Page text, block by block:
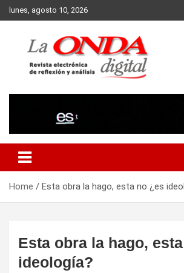
Skip
to
lunes, agosto 10, 2026
Home Esta obra la hago, esta no ¿es
Esta obra la hago,
ideología?